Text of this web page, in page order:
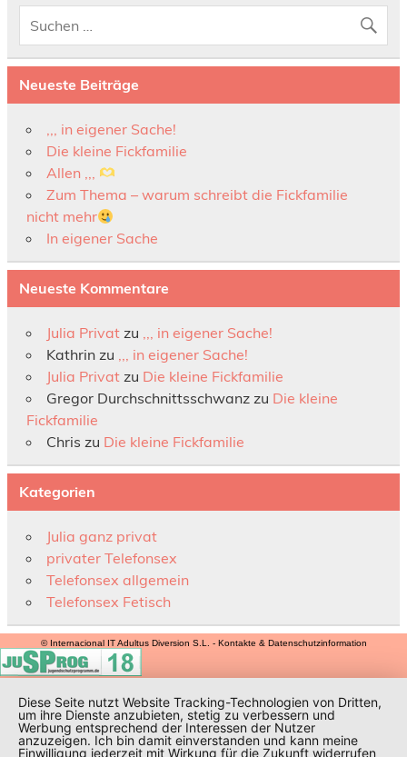
Neueste Beiträge
,,, in eigener Sache!
Die kleine Fickfamilie
Allen ,,,
Zum Thema – warum schreibt die Fickfamilie
nicht mehr
In eigener Sache
Neueste Kommentare
Julia Privatzu
,,, in eigener Sache!
Kathrinzu
,,, in eigener Sache!
Julia Privatzu Die kleine Fickfamilie
Gregor Durchschnittsschwanzzu Die kleine
Fickfamilie
Chris zu Die kleine Fickfamilie
Kategorien
Julia ganz privat
privater Telefonsex
Telefonsex allgemein
Telefonsex Fetisch
© Internacional IT Adultus Diversion S.L. - Kontakte & Datenschutzinformation
Diese Seite nutzt Website Tracking-Technologien von Dritten,
um ihre Dienste anzubieten, stetig zu verbessern und
Werbung entsprechend der Interessen der Nutzer
anzuzeigen. Ich bin damit einverstanden und kann meine
Einwilligung jederzeit mit Wirkung für die Zukunft widerrufen